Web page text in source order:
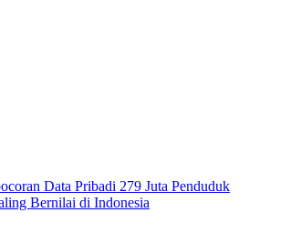
Data Pribadi 279 Juta Penduduk
Bernilai di Indonesia